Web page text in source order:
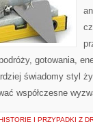
gotowania,
świadomy styl
współczesne
I PRZYPADKI Z